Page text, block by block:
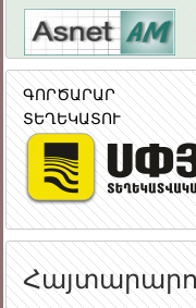
ԳՈՐԾԱՐԱՐ
ՏԵՂԵԿԱՏՈՒ